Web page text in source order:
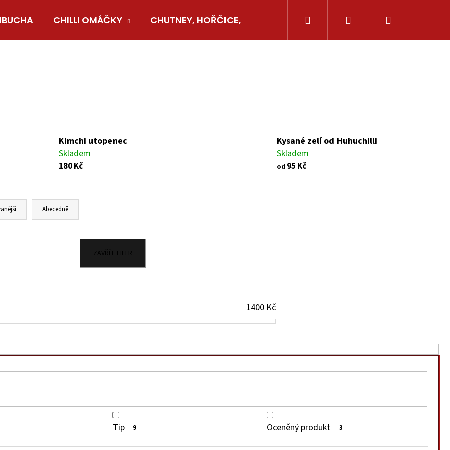
CHILLI OMÁČKY CHUTNEY, HOŘČICE, AJVARY GRILOVÁNÍ OSTATNÍ
Přihlášení
Kimchi utopenec
Skladem
180 Kč
Kysané zelí od Huhuchilli
Skladem
od 95 Kč
Abecedně
ZAVŘÍT FILTR
1400 Kč
Tip 9 Oceněný produkt 3
Doporučujeme
690G
ŠVESTKOVÁ CHILLI OMÁČKA - HOT